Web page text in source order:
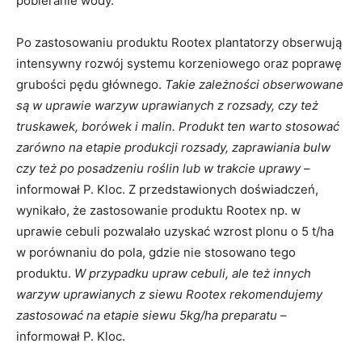
Po zastosowaniu produktu Rootex plantatorzy obserwują
intensywny rozwój systemu korzeniowego oraz poprawę
grubości pędu głównego. Takie zależności obserwowane
są w uprawie warzyw uprawianych z rozsady, czy też
truskawek, borówek i malin. Produkt ten warto stosować
zarówno na etapie produkcji rozsady, zaprawiania bulw
czy też po posadzeniu roślin lub w trakcie uprawy–
informował P. Kloc. Z przedstawionych doświadczeń,
wynikało, że zastosowanie produktu Rootex np. w
uprawie cebuli pozwalało uzyskać wzrost plonu o 5 t/ha
w porównaniu do pola, gdzie nie stosowano tego
produktu. W przypadku upraw cebuli, ale też innych
warzyw uprawianych z siewu Rootex rekomendujemy
zastosować na etapie siewu 5kg/ha preparatu –
informował P. Kloc.